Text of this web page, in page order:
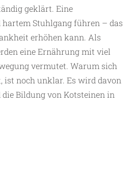
geklärt. Eine
Stuhlgang führen – das
erhöhen kann. Als
eine Ernährung mit viel
vermutet. Warum sich
ist noch unklar. Es wird davon
Bildung von Kotsteinen in